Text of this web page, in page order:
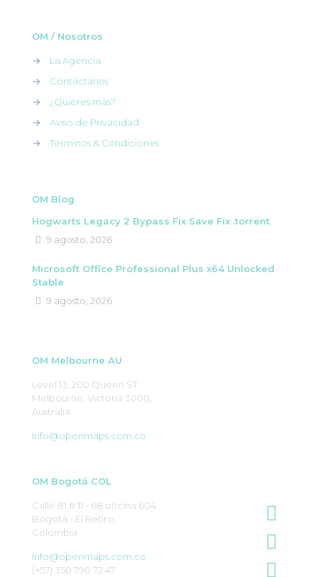
OM / Nosotros
→
La Agencia
→
Contáctanos
→
¿Quieres más?
→
Aviso de Privacidad
→
Términos & Condiciones
OM Blog
Hogwarts Legacy 2 Bypass Fix Save Fix .torrent
9 agosto, 2026
Microsoft Office Professional Plus x64 Unlocked
Stable
9 agosto, 2026
OM Melbourne AU
Level 13, 200 Queen ST
Melbourne, Victoria 3000,
Australia
Info@openmaps.com.co
OM Bogotá COL
Calle 81 # 11 - 68 oficina 604
Bogotá - El Retiro,
Colombia
Info@openmaps.com.co
(+57) 350 790 72 47